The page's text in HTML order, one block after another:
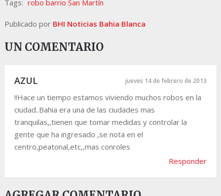
Tags: robo barrio San Martín
Publicado por BHI Noticias Bahia Blanca
UN COMENTARIO
AZUL jueves 14 de febrero de 2013
!!Hace un tiempo estamos viviendo muchos robos en la
ciudad..Bahia era una de las ciudades mas
tranquilas,,tienen que tomar medidas y controlar la
gente que ha ingresado ,se nota en el
centro,peatonal,etc,,mas conroles
Responder